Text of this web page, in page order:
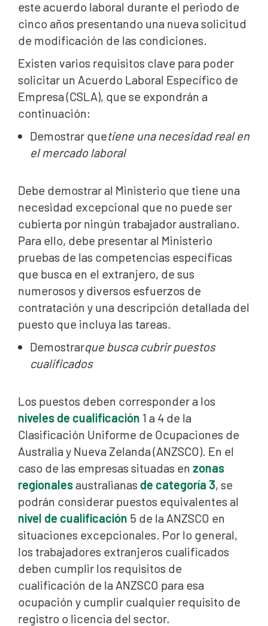
este acuerdo laboral durante el periodo de
cinco años presentando una nueva solicitud
de modificación de las condiciones.
Existen varios requisitos clave para poder
solicitar un Acuerdo Laboral Específico de
Empresa (CSLA), que se expondrán a
continuación:
‍Demostrar quetiene una necesidad real en
el mercado laboral
Debe demostrar al Ministerio que tiene una
necesidad excepcional que no puede ser
cubierta por ningún trabajador australiano.
Para ello, debe presentar al Ministerio
pruebas de las competencias específicas
que busca en el extranjero, de sus
numerosos y diversos esfuerzos de
contratación y una descripción detallada del
puesto que incluya las tareas.
‍Demostrarque busca cubrir puestos
cualificados
Los puestos deben corresponder a los
niveles de cualificación 1 a 4 de la
Clasificación Uniforme de Ocupaciones de
Australia y Nueva Zelanda (ANZSCO). En el
caso de las empresas situadas en zonas
regionalesaustralianas de categoría 3, se
podrán considerar puestos equivalentes al
nivel de cualificación 5 de la ANZSCO en
situaciones excepcionales. Por lo general,
los trabajadores extranjeros cualificados
deben cumplir los requisitos de
cualificación de la ANZSCO para esa
ocupación y cumplir cualquier requisito de
registro o licencia del sector.